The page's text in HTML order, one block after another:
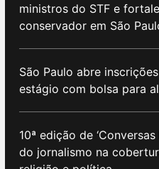
ministros do STF e
conservador em São
São Paulo abre
estágio com bolsa para
10ª edição de
do jornalismo na